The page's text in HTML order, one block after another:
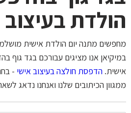
הולדת בעיצוב
מחפשים מתנה יום הולדת אישית
במיקיאן אנו מציגים עבורכם בגד גוף
אישית. הדפסת חולצה בעיצוב אישי -
ממגוון הכיתובים שלנו ואנחנו נדאג